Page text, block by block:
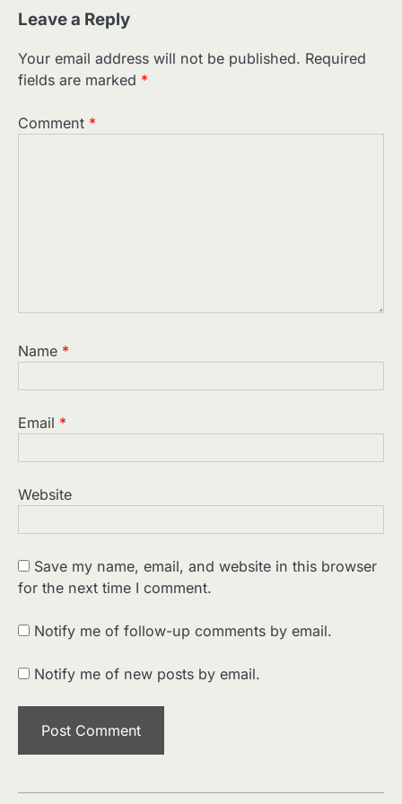
Leave a Reply
Your email address will not be published. Required
fields are marked *
Comment *
Name *
Email *
Website
Save my name, email, and website in this browser
for the next time I comment.
Notify me of follow-up comments by email.
Notify me of new posts by email.
2
Sonaley Jain
3
The Last Command (1928) Review
Sonaley Jain
के पहले सपने को परदे पर उतारा? — Viva